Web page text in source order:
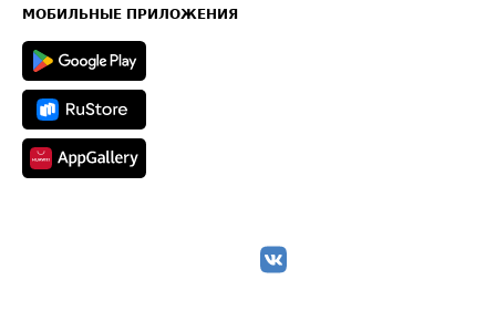
Техническая информация
МОБИЛЬНЫЕ ПРИЛОЖЕНИЯ